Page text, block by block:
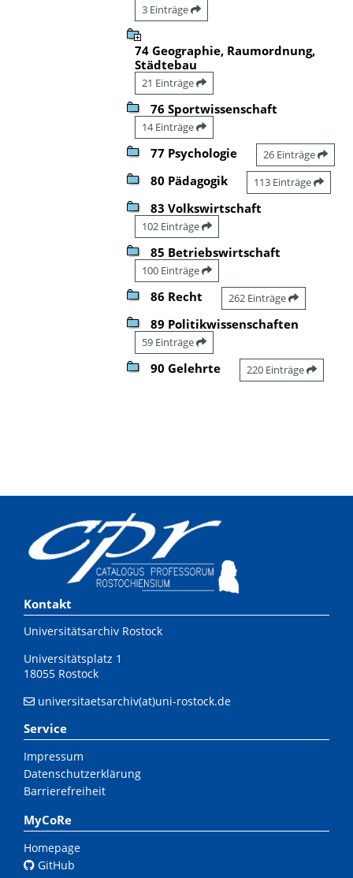
3 Einträge
74 Geographie, Raumordnung,
Städtebau
21 Einträge
76 Sportwissenschaft
14 Einträge
77 Psychologie 26 Einträge
80 Pädagogik 113 Einträge
83 Volkswirtschaft
102 Einträge
85 Betriebswirtschaft
100 Einträge
86 Recht 262 Einträge
89 Politikwissenschaften
59 Einträge
90 Gelehrte 220 Einträge
Kontakt
Universitätsarchiv Rostock
Universitätsplatz 1
18055 Rostock
universitaetsarchiv(at)uni-rostock.de
Service
Impressum
Datenschutzerklärung
Barrierefreiheit
MyCoRe
Homepage
GitHub